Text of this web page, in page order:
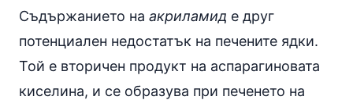
Съдържанието на акриламид е друг
потенциален недостатък на печените ядки.
Той е вторичен продукт на аспарагиновата
киселина, и се образува при печенето на